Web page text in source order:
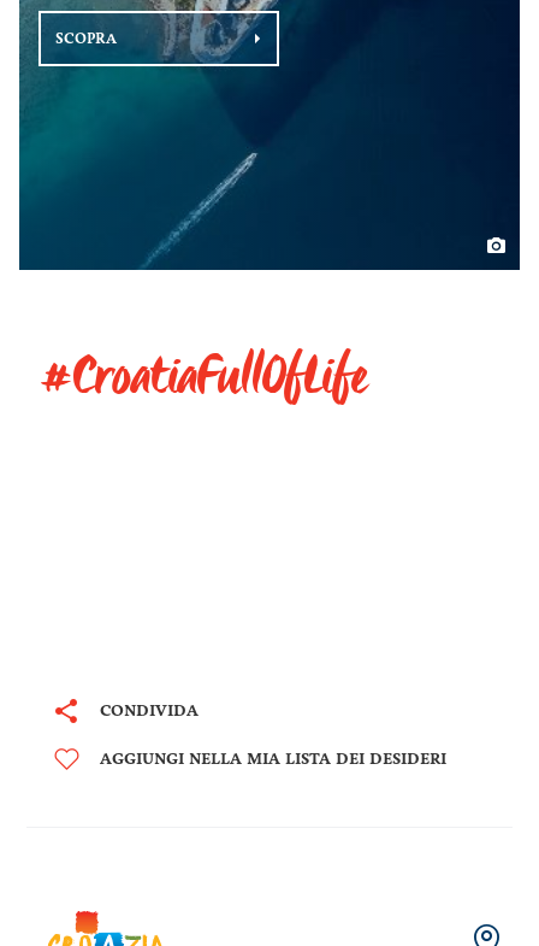
SCOPRA
#CroatiaFullOfLife
CONDIVIDA
AGGIUNGI NELLA MIA LISTA DEI DESIDERI